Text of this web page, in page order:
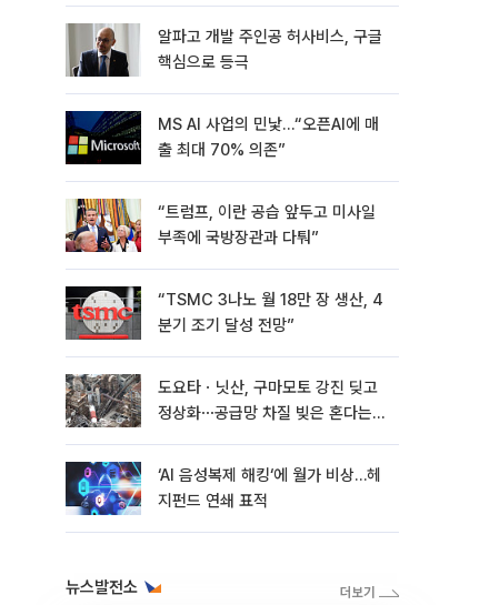
알파고 개발 주인공 허사비스, 구글
핵심으로 등극
MS AI 사업의 민낯…“오픈AI에 매
출 최대 70% 의존”
“트럼프, 이란 공습 앞두고 미사일
부족에 국방장관과 다퉈”
“TSMC 3나노 월 18만 장 생산, 4
분기 조기 달성 전망”
도요타ㆍ닛산, 구마모토 강진 딪고
정상화⋯공급망 차질 빚은 혼다는
‘AI 음성복제 해킹‘에 월가 비상…헤
지펀드 연쇄 표적
뉴스발전소